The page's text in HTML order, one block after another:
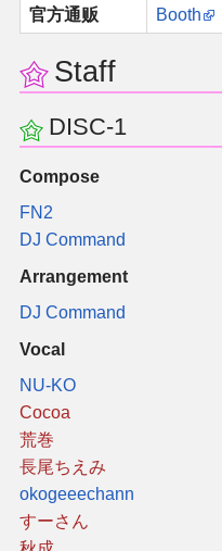
官方通贩
Booth
Staff
DISC-1
Compose
FN2
DJ Command
Arrangement
DJ Command
Vocal
NU-KO
Cocoa
荒巻
長尾ちえみ
okogeeechann
すーさん
同人专辑分类
同人软件列表
同人角色列表
同人视频列表
其他形式同人
THB相关项目
THB策划
THB衍生
THB媒体